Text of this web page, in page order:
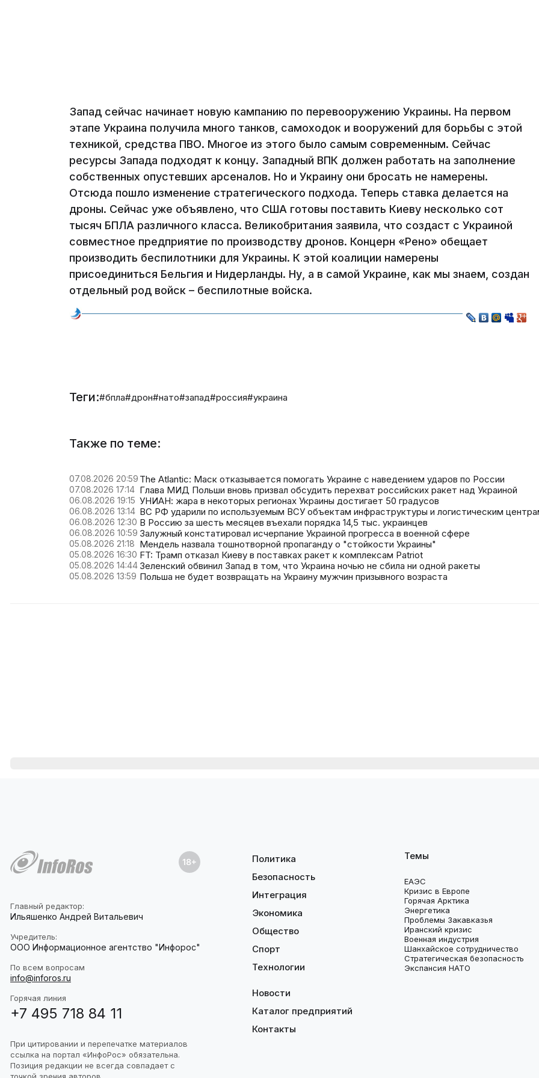
Запад сейчас начинает новую кампанию по перевооружению Украины. На первом
этапе Украина получила много танков, самоходок и вооружений для борьбы с этой
техникой, средства ПВО. Многое из этого было самым современным. Сейчас
ресурсы Запада подходят к концу. Западный ВПК должен работать на заполнение
собственных опустевших арсеналов. Но и Украину они бросать не намерены.
Отсюда пошло изменение стратегического подхода. Теперь ставка делается на
дроны. Сейчас уже объявлено, что США готовы поставить Киеву несколько сот
тысяч БПЛА различного класса. Великобритания заявила, что создаст с Украиной
совместное предприятие по производству дронов. Концерн «Рено» обещает
производить беспилотники для Украины. К этой коалиции намерены
присоединиться Бельгия и Нидерланды. Ну, а в самой Украине, как мы знаем, создан
отдельный род войск – беспилотные войска.
Теги:#бпла#дрон#нато#запад#россия#украина
Также по теме:
07.08.2026 20:59 The Atlantic: Маск отказывается помогать Украине с наведением ударов по России
07.08.2026 17:14 Глава МИД Польши вновь призвал обсудить перехват российских ракет над Украиной
06.08.2026 19:15 УНИАН: жара в некоторых регионах Украины достигает 50 градусов
06.08.2026 13:14 ВС РФ ударили по используемым ВСУ объектам инфраструктуры и логистическим
06.08.2026 12:30 В Россию за шесть месяцев въехали порядка 14,5 тыс. украинцев
06.08.2026 10:59 Залужный констатировал исчерпание Украиной прогресса в военной сфере
05.08.2026 21:18 Мендель назвала тошнотворной пропаганду о "стойкости Украины"
05.08.2026 16:30 FT: Трамп отказал Киеву в поставках ракет к комплексам Patriot
05.08.2026 14:44 Зеленский обвинил Запад в том, что Украина ночью не сбила ни одной ракеты
05.08.2026 13:59 Польша не будет возвращать на Украину мужчин призывного возраста
Главный редактор:
Ильяшенко Андрей Витальевич
Учредитель:
ООО Информационное агентство "Инфорос"
По всем вопросам
info@inforos.ru
Горячая линия
+7 495 718 84 11
При цитировании и перепечатке материалов
ссылка на портал «ИнфоРос» обязательна.
Позиция редакции не всегда совпадает с
Политика
Безопасность
Интеграция
Экономика
Общество
Спорт
Технологии
Новости
Каталог предприятий
Контакты
Темы
ЕАЭС
Кризис в Европе
Горячая Арктика
Энергетика
Проблемы Закавказья
Иранский кризис
Военная индустрия
Шанхайское сотрудничество
Стратегическая безопасность
Экспансия НАТО